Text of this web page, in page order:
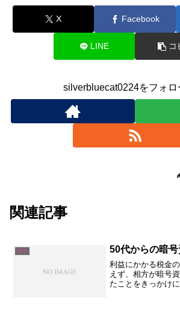
X Facebook
LINE コ
silverbluecat0224をフォロ
関連記事
投資 50代からの暗
利益にかかる税金
えず、相方が暗号
たことをきっかけ